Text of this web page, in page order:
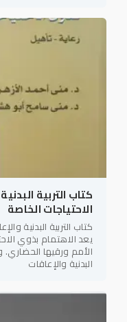
كتاب التربية
الاحتياجات الخاصة
كتاب التربية البدنية
يعد الاهتمام بذوي
الأمم ورقيها الحضاري.
البدنية والإعاقات